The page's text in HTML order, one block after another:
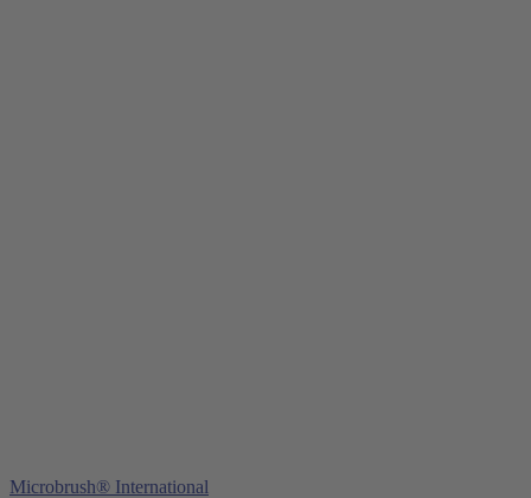
Microbrush® International